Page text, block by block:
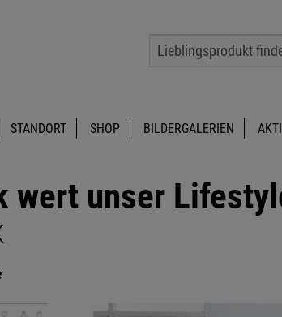
STANDORT SHOP BILDERGALERIEN
wert unser